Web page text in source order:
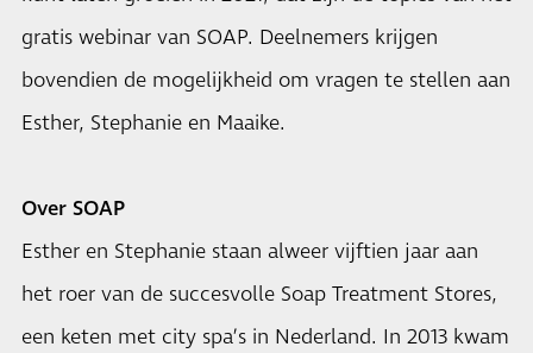
gratis webinar van SOAP. Deelnemers krijgen
bovendien de mogelijkheid om vragen te stellen aan
Esther, Stephanie en Maaike.
Over SOAP
Esther en Stephanie staan alweer vijftien jaar aan
het roer van de succesvolle Soap Treatment Stores,
een keten met city spa’s in Nederland. In 2013 kwam